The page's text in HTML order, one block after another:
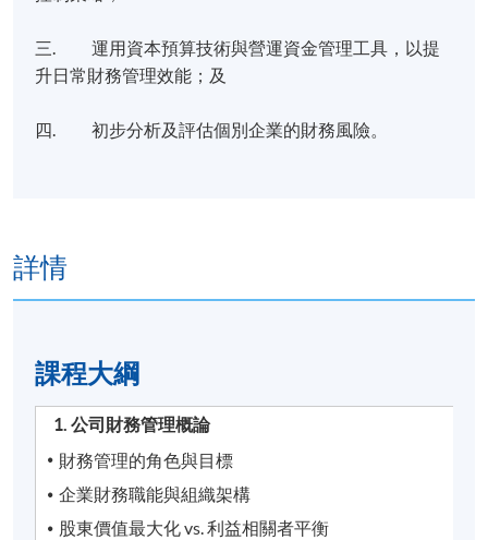
三. 運用資本預算技術與營運資金管理工具，以提
升日常財務管理效能；及
四. 初步分析及評估個別企業的財務風險。
詳情
課程​大綱
1. 公司財務管理概論
財務管理的角色與目標
企業財務職能與組織架構
股東價值最大化 vs. 利益相關者平衡